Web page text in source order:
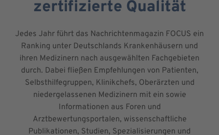
zertifizierte Qualität
Jedes Jahr führt das Nachrichtenmagazin FOCUS ein
Ranking unter Deutschlands Krankenhäusern und
ihren Medizinern nach ausgewählten Fachgebieten
durch. Dabei fließen Empfehlungen von Patienten,
Selbsthilfegruppen, Klinikchefs, Oberärzten und
niedergelassenen Medizinern mit ein sowie
Informationen aus Foren und
Arztbewertungsportalen, wissenschaftliche
Publikationen, Studien, Spezialisierungen und